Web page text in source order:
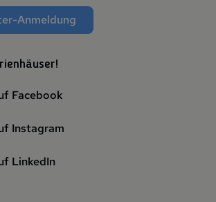
Anmeldung
Facebook
Instagram
LinkedIn